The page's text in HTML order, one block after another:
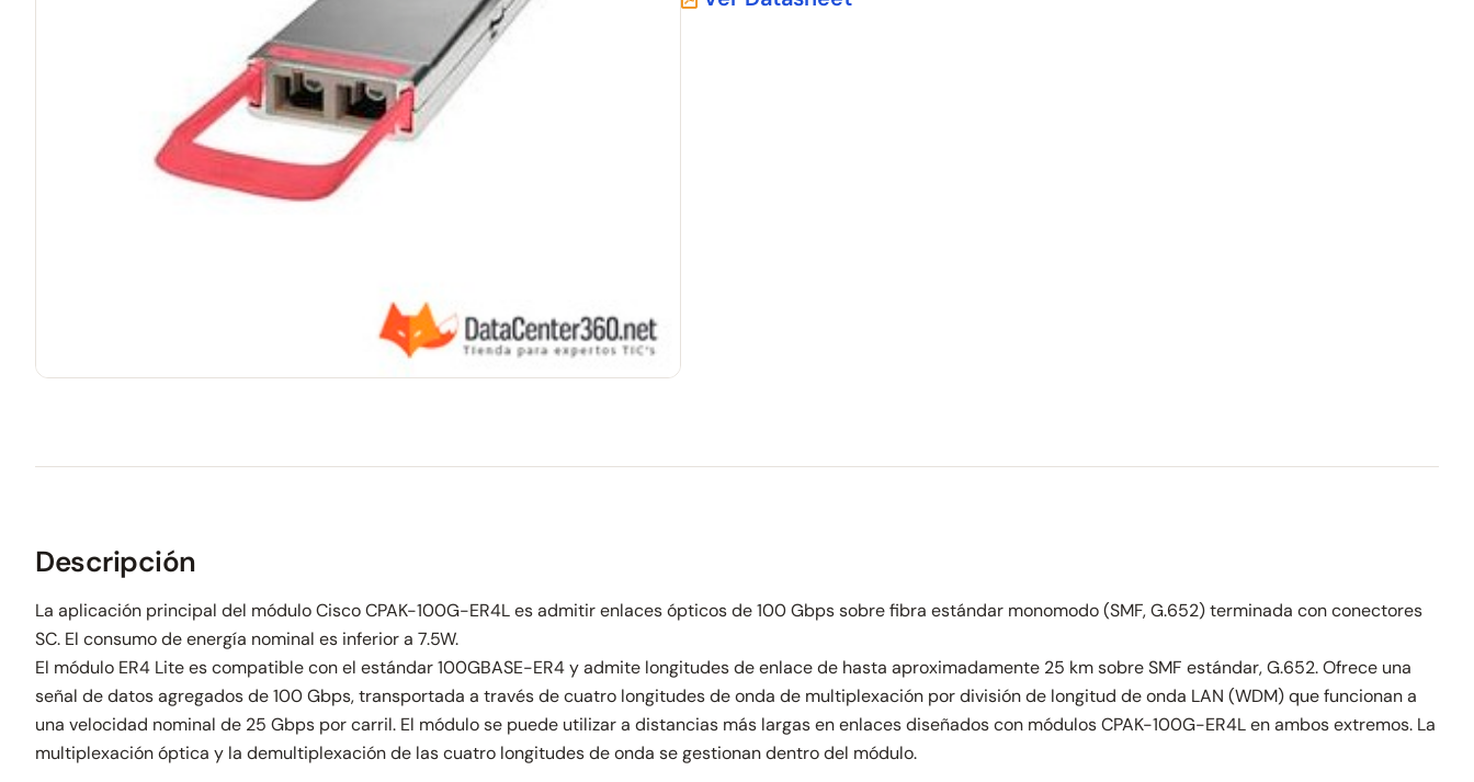
Descripción
La aplicación principal del módulo Cisco CPAK-100G-ER4L es admitir enlaces ópticos de 100 Gbps sobre fibra estándar monomodo (SMF, G.652) terminada con conectores
SC. El consumo de energía nominal es inferior a 7.5W.
El módulo ER4 Lite es compatible con el estándar 100GBASE-ER4 y admite longitudes de enlace de hasta aproximadamente 25 km sobre SMF estándar, G.652. Ofrece una
señal de datos agregados de 100 Gbps, transportada a través de cuatro longitudes de onda de multiplexación por división de longitud de onda LAN (WDM) que funcionan a
una velocidad nominal de 25 Gbps por carril. El módulo se puede utilizar a distancias más largas en enlaces diseñados con módulos CPAK-100G-ER4L en ambos extremos. La
multiplexación óptica y la demultiplexación de las cuatro longitudes de onda se gestionan dentro del módulo.